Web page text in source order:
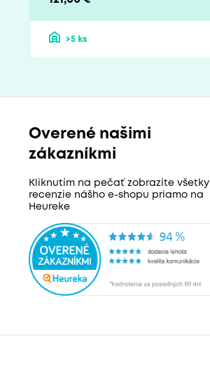
>5 ks
Overené našimi
zákazníkmi
Kliknutím na pečať zobrazíte všetky
recenzie nášho e-shopu priamo na
Heureke